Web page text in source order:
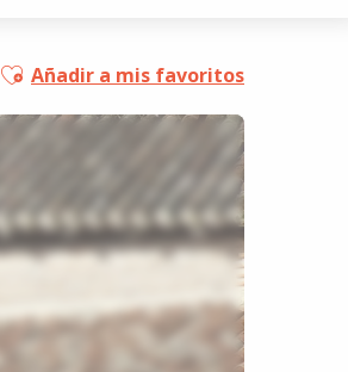
Ajouter aux favoris
Añadir a mis favoritos